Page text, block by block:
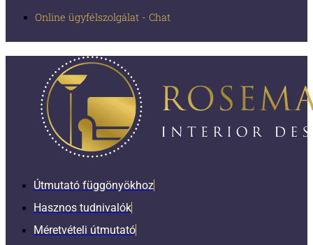
Online ügyfélszolgálat - Chat
Útmutató függönyökhoz
Hasznos tudnivalók
Méretvételi útmutató